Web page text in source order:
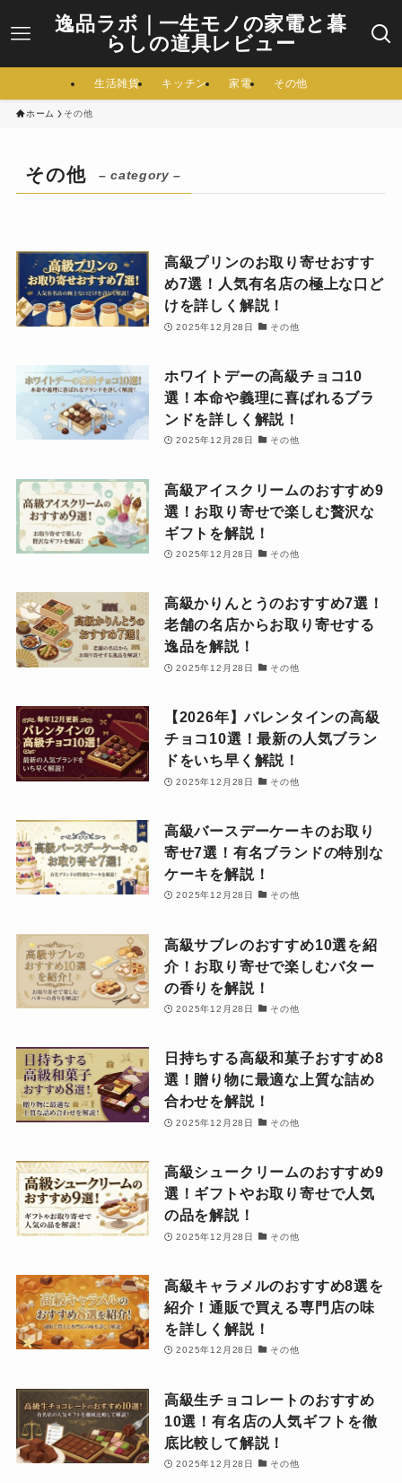
逸品ラボ｜一生モノの家電と暮
らしの道具レビュー
生活雑貨 キッチン 家電 その他
ホーム その他
その他 – category –
高級プリンのお取り寄せおすす
め7選！人気有名店の極上な口ど
けを詳しく解説！
2025年12月28日 その他
ホワイトデーの高級チョコ10
選！本命や義理に喜ばれるブラ
ンドを詳しく解説！
2025年12月28日 その他
高級アイスクリームのおすすめ9
選！お取り寄せで楽しむ贅沢な
ギフトを解説！
2025年12月28日 その他
高級かりんとうのおすすめ7選！
老舗の名店からお取り寄せする
逸品を解説！
2025年12月28日 その他
【2026年】バレンタインの高級
チョコ10選！最新の人気ブラン
ドをいち早く解説！
2025年12月28日 その他
高級バースデーケーキのお取り
寄せ7選！有名ブランドの特別な
ケーキを解説！
2025年12月28日 その他
高級サブレのおすすめ10選を紹
介！お取り寄せで楽しむバター
の香りを解説！
2025年12月28日 その他
日持ちする高級和菓子おすすめ8
選！贈り物に最適な上質な詰め
合わせを解説！
2025年12月28日 その他
高級シュークリームのおすすめ9
選！ギフトやお取り寄せで人気
の品を解説！
2025年12月28日 その他
高級キャラメルのおすすめ8選を
紹介！通販で買える専門店の味
を詳しく解説！
2025年12月28日 その他
高級生チョコレートのおすすめ
10選！有名店の人気ギフトを徹
底比較して解説！
2025年12月28日 その他